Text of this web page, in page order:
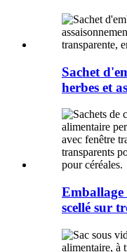
Sachet
herbes et
Emballage
scellé sur